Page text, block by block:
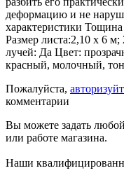
деформацию и не
характеристики
Размер листа:2,10 х 6
лучей: Да Цвет:
красный, молочный,
Пожалуйста,
комментарии
Вы можете задать
или работе магазина.
Наши